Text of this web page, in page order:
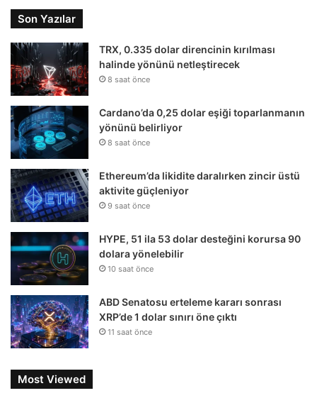
Son Yazılar
TRX, 0.335 dolar direncinin kırılması
halinde yönünü netleştirecek
8 saat önce
Cardano’da 0,25 dolar eşiği toparlanmanın
yönünü belirliyor
8 saat önce
Ethereum’da likidite daralırken zincir üstü
aktivite güçleniyor
9 saat önce
HYPE, 51 ila 53 dolar desteğini korursa 90
dolara yönelebilir
10 saat önce
ABD Senatosu erteleme kararı sonrası
XRP’de 1 dolar sınırı öne çıktı
11 saat önce
Most Viewed